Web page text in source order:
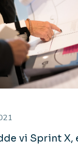
vi Sprint